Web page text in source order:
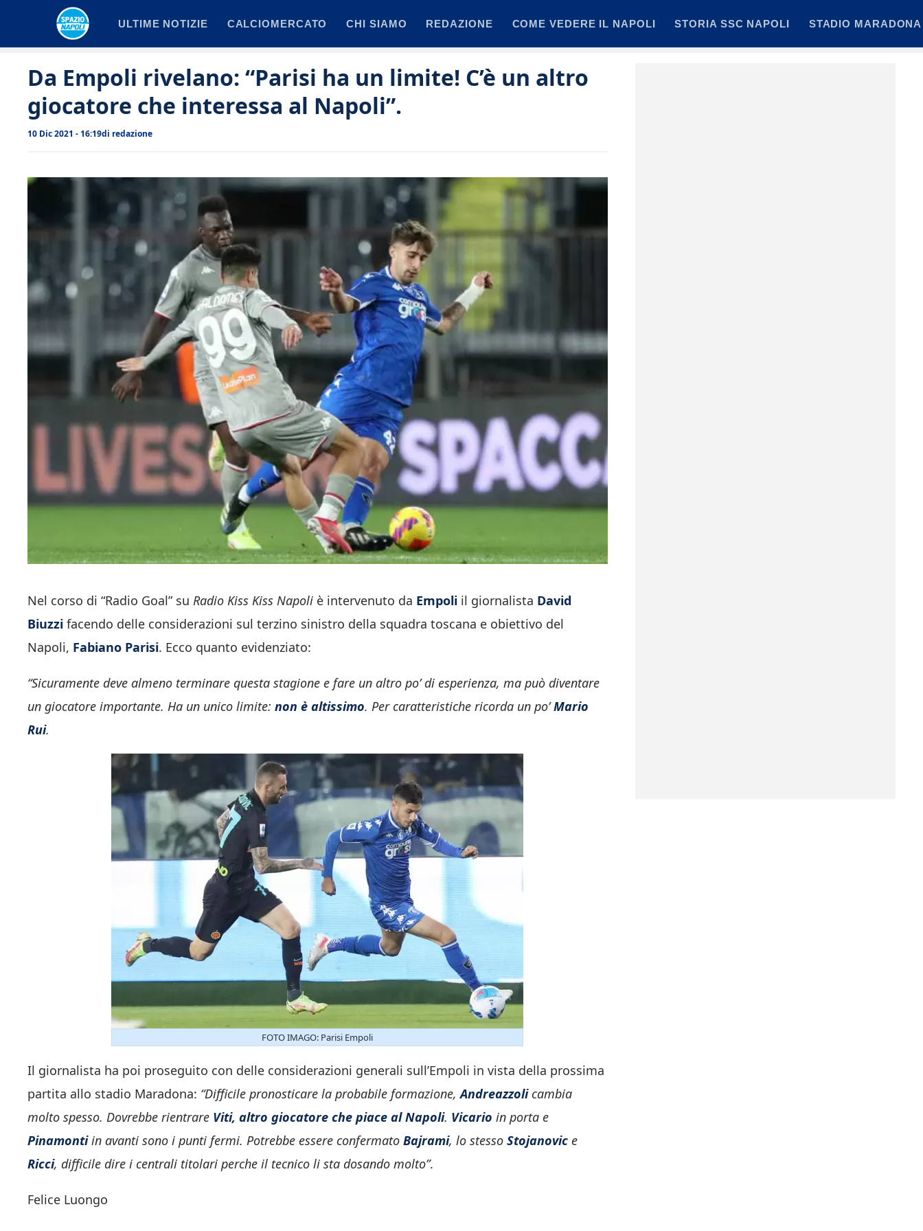
ULTIME NOTIZIE CALCIOMERCATO CHI SIAMO REDAZIONE COME VEDERE IL NAPOLI STORIA SSC NAPOLI STADIO MARADONA
Da Empoli rivelano: “Parisi ha un limite! C’è un altro
giocatore che interessa al Napoli”.
10 Dic 2021 - 16:19di redazione
Nel corso di “Radio Goal” su Radio Kiss Kiss Napoli è intervenuto da Empoli il giornalista David
Biuzzi facendo delle considerazioni sul terzino sinistro della squadra toscana e obiettivo del
Napoli, Fabiano Parisi. Ecco quanto evidenziato:
“Sicuramente deve almeno terminare questa stagione e fare un altro po’ di esperienza, ma può diventare
un giocatore importante. Ha un unico limite: non è altissimo. Per caratteristiche ricorda un po’Mario
Rui.
FOTO IMAGO: Parisi Empoli
Il giornalista ha poi proseguito con delle considerazioni generali sull’Empoli in vista della prossima
partita allo stadio Maradona: “Difficile pronosticare la probabile formazione,Andreazzoli cambia
molto spesso. Dovrebbe rientrare Viti, altro giocatore che piace al Napoli. Vicario in porta e
Pinamontiin avanti sono i punti fermi. Potrebbe essere confermato Bajrami, lo stesso Stojanovic e
Ricci, difficile dire i centrali titolari perche il tecnico li sta dosando molto”.
Felice Luongo